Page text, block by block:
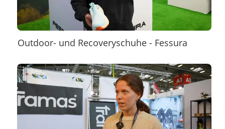
Outdoor- und Recoveryschuhe - Fessura